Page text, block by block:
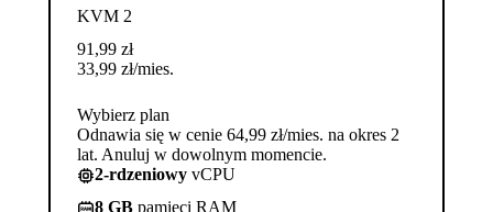
KVM 2
91,99 zł
33,99 zł/mies.
Wybierz plan
Odnawia się w cenie 64,99 zł/mies. na okres 2
lat. Anuluj w dowolnym momencie.
2-rdzeniowy vCPU
8 GB pamięci RAM